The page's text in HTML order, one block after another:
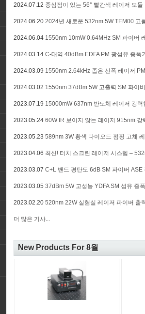
2024.07.12 중심점이 있는 56° 빨간색 레이저 모듈
2024.06.20 2024년 새로운 532nm 5W TEM00 고
2024.06.04 1550nm 10mW 0.64MHz SM 파이버
2024.03.14 C-대역 40dBm EDFA PM 광섬유 증폭기
2024.03.09 1550nm 2.64kHz 좁은 선폭 레이저
2024.03.02 1550nm 37dBm 5W 고출력 SM 파이
2023.07.19 15000mW 637nm 반도체 레이저 강력
2023.05.24 60W IR 보이지 않는 레이저 915nm 강
2023.05.23 589nm 3W 황색 다이오드 펌핑 고체
2023.04.06 최신! 터치 스크린 레이저 시스템 –
2023.03.07 C+L 밴드 평탄도 6dB SM 파이버 ASE
2023.03.05 37dBm 5W 고성능 YDFA SM 섬유 증폭
2023.02.20 520nm 22W 실험실 레이저 파이버 출
더 많은 기사...
New Products For 8월